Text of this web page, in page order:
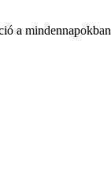
a mindennapokban